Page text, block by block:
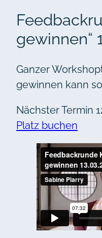
gewinnen“
Ganzer
gewinnen kann
Nächster Termin
Platz buchen